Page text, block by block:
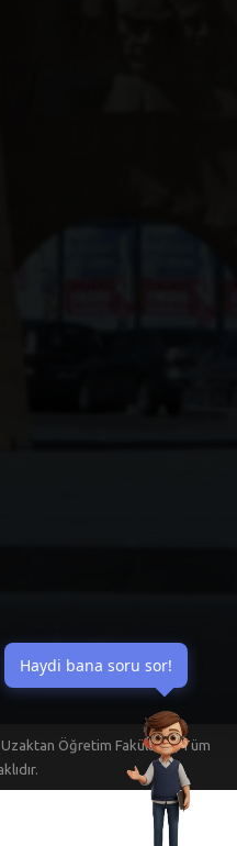
Öğretim Fakültesi | Tüm
Haydi bana soru sor!